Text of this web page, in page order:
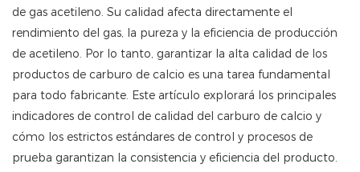
de gas acetileno. Su calidad afecta directamente el
rendimiento del gas, la pureza y la eficiencia de producción
de acetileno. Por lo tanto, garantizar la alta calidad de los
productos de carburo de calcio es una tarea fundamental
para todo fabricante. Este artículo explorará los principales
indicadores de control de calidad del carburo de calcio y
cómo los estrictos estándares de control y procesos de
prueba garantizan la consistencia y eficiencia del producto.